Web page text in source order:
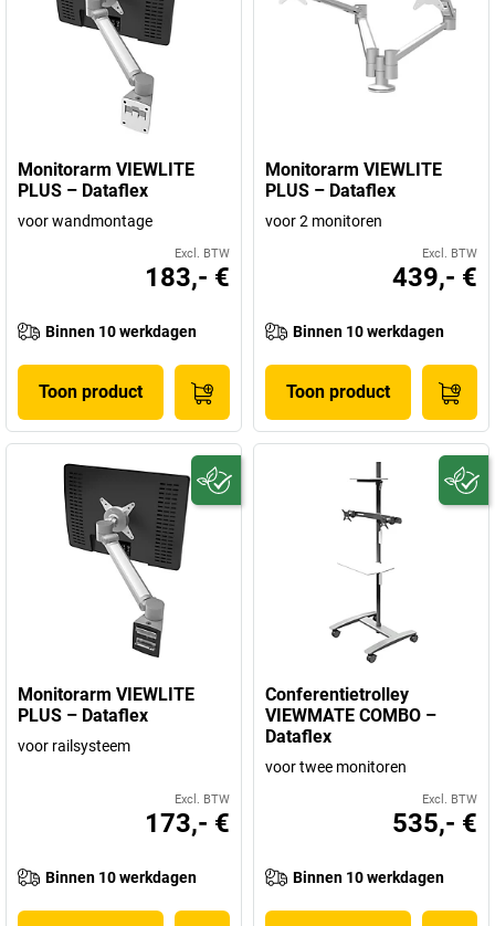
Monitorarm VIEWLITE
PLUS – Dataflex
voor wandmontage
Excl. BTW
183,- €
Binnen 10 werkdagen
Toon product
Monitorarm VIEWLITE
PLUS – Dataflex
voor 2 monitoren
Excl. BTW
439,- €
Binnen 10 werkdagen
Toon product
Monitorarm VIEWLITE
PLUS – Dataflex
voor railsysteem
Excl. BTW
173,- €
Binnen 10 werkdagen
Conferentietrolley
VIEWMATE COMBO –
Dataflex
voor twee monitoren
Excl. BTW
535,- €
Binnen 10 werkdagen